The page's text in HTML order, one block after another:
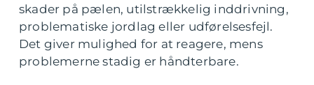
skader på pælen, utilstrækkelig inddrivning,
problematiske jordlag eller udførelsesfejl.
Det giver mulighed for at reagere, mens
problemerne stadig er håndterbare.